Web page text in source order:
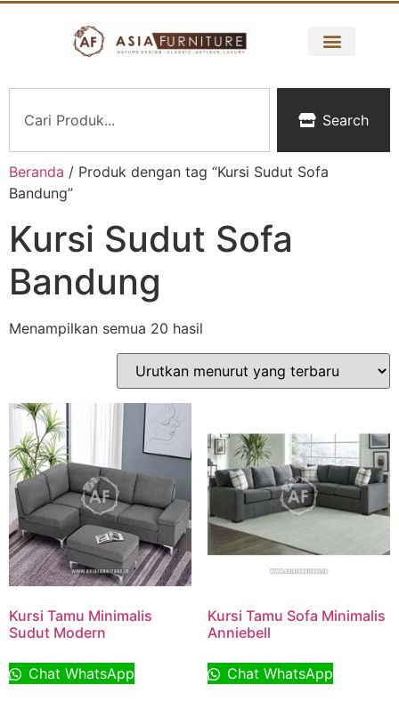
Search
Beranda / Produk dengan tag “Kursi Sudut Sofa
Bandung”
Kursi Sudut Sofa
Bandung
Menampilkan semua 20 hasil
Kursi Tamu Minimalis
Sudut Modern
Chat WhatsApp
Kursi Tamu Sofa Minimalis
Anniebell
Chat WhatsApp